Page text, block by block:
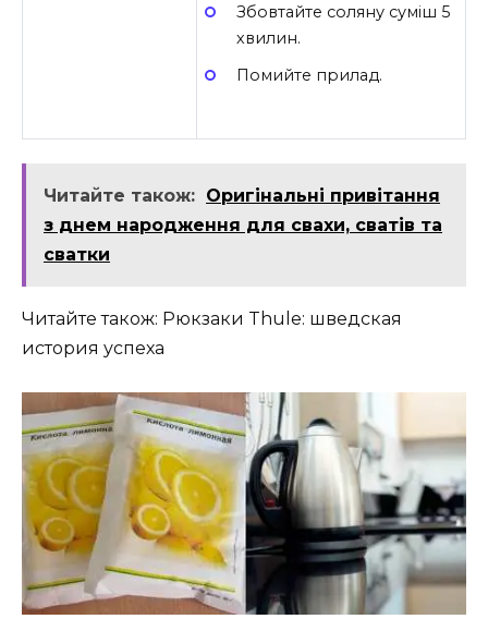
Збовтайте соляну суміш 5
хвилин.
Помийте прилад.
Читайте також: Оригінальні привітання
з днем народження для свахи, сватів та
сватки
Читайте також: Рюкзаки Thule: шведская
история успеха